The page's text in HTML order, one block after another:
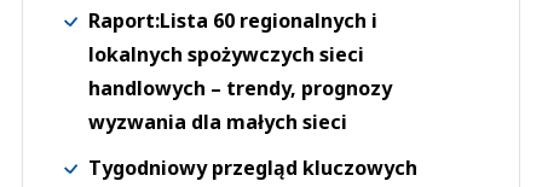
Raport:Lista 60 regionalnych i
lokalnych spożywczych sieci
handlowych – trendy, prognozy
wyzwania dla małych sieci
Tygodniowy przegląd kluczowych